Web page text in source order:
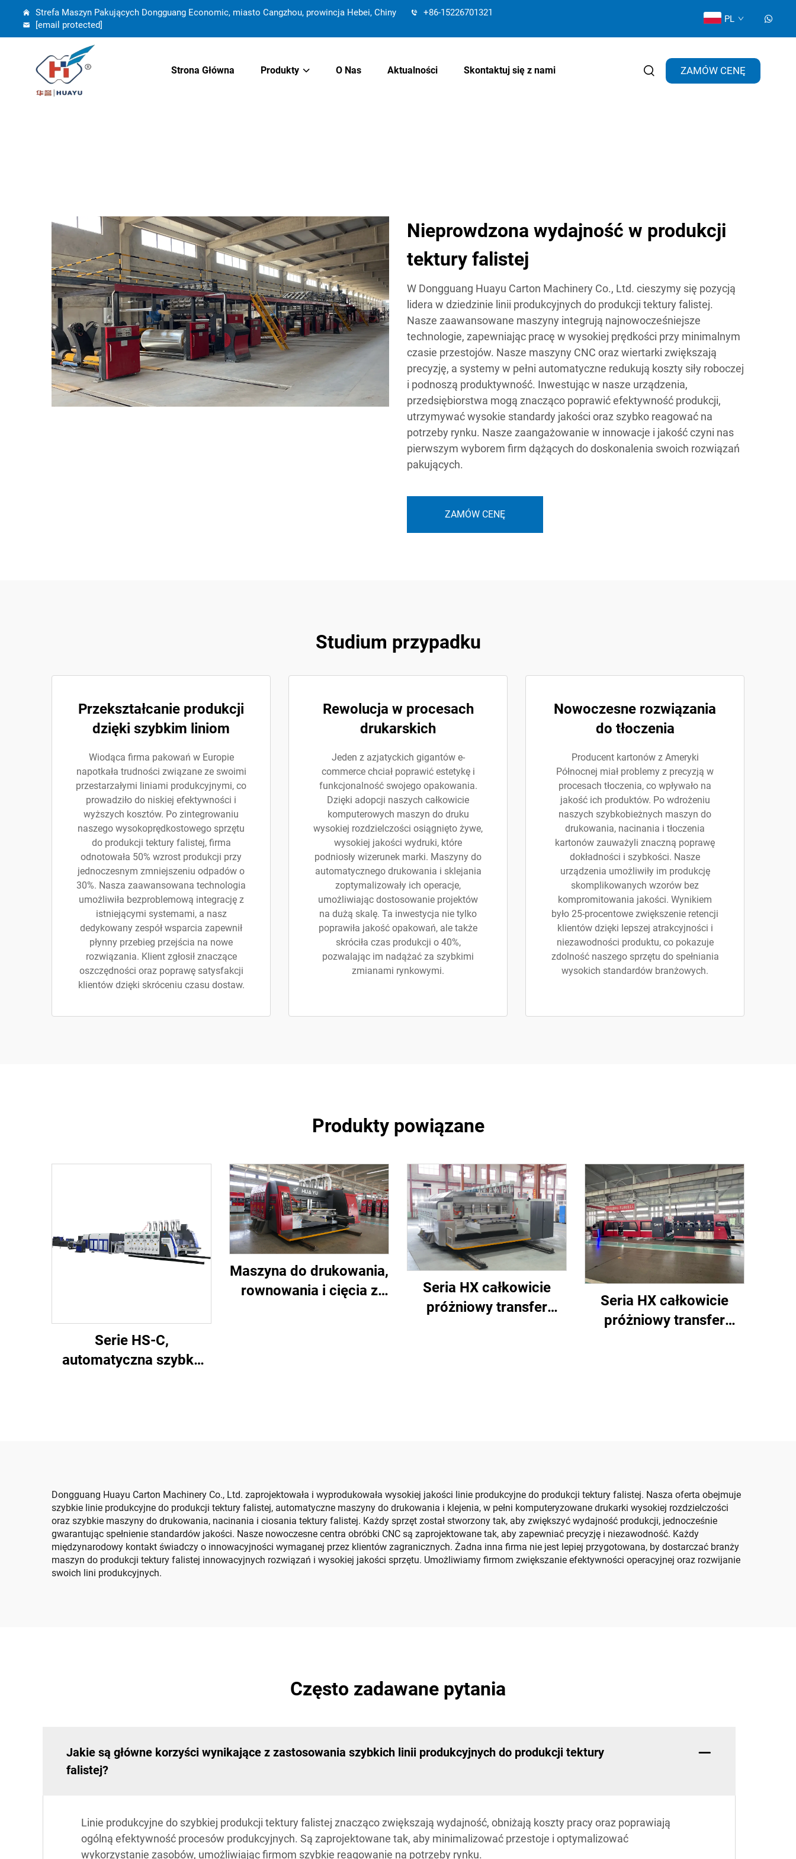
Strefa Maszyn Pakujących Dongguang Economic, miasto Cangzhou, prowincja Hebei, Chiny
+86-15226701321
[email protected]
PL
Strona Główna Produkty O Nas Aktualności Skontaktuj się z nami ZAMÓW CENĘ
Nieprowdzona wydajność w produkcji
tektury falistej
W Dongguang Huayu Carton Machinery Co., Ltd. cieszymy się pozycją
lidera w dziedzinie linii produkcyjnych do produkcji tektury falistej.
Nasze zaawansowane maszyny integrują najnowocześniejsze
technologie, zapewniając pracę w wysokiej prędkości przy minimalnym
czasie przestojów. Nasze maszyny CNC oraz wiertarki zwiększają
precyzję, a systemy w pełni automatyczne redukują koszty siły roboczej
i podnoszą produktywność. Inwestując w nasze urządzenia,
przedsiębiorstwa mogą znacząco poprawić efektywność produkcji,
utrzymywać wysokie standardy jakości oraz szybko reagować na
potrzeby rynku. Nasze zaangażowanie w innowacje i jakość czyni nas
pierwszym wyborem firm dążących do doskonalenia swoich rozwiązań
pakujących.
ZAMÓW CENĘ
Studium przypadku
Przekształcanie produkcji
dzięki szybkim liniom
Wiodąca firma pakowań w Europie
napotkała trudności związane ze swoimi
przestarzałymi liniami produkcyjnymi, co
prowadziło do niskiej efektywności i
wyższych kosztów. Po zintegrowaniu
naszego wysokoprędkostowego sprzętu
do produkcji tektury falistej, firma
odnotowała 50% wzrost produkcji przy
jednoczesnym zmniejszeniu odpadów o
30%. Nasza zaawansowana technologia
umożliwiła bezproblemową integrację z
istniejącymi systemami, a nasz
dedykowany zespół wsparcia zapewnił
płynny przebieg przejścia na nowe
rozwiązania. Klient zgłosił znaczące
oszczędności oraz poprawę satysfakcji
klientów dzięki skróceniu czasu dostaw.
Rewolucja w procesach
drukarskich
Jeden z azjatyckich gigantów e-
commerce chciał poprawić estetykę i
funkcjonalność swojego opakowania.
Dzięki adopcji naszych całkowicie
komputerowych maszyn do druku
wysokiej rozdzielczości osiągnięto żywe,
wysokiej jakości wydruki, które
podniosły wizerunek marki. Maszyny do
automatycznego drukowania i sklejania
zoptymalizowały ich operacje,
umożliwiając dostosowanie projektów
na dużą skalę. Ta inwestycja nie tylko
poprawiła jakość opakowań, ale także
skróciła czas produkcji o 40%,
pozwalając im nadążać za szybkimi
zmianami rynkowymi.
Nowoczesne rozwiązania
do tłoczenia
Producent kartonów z Ameryki
Północnej miał problemy z precyzją w
procesach tłoczenia, co wpływało na
jakość ich produktów. Po wdrożeniu
naszych szybkobieżnych maszyn do
drukowania, nacinania i tłoczenia
kartonów zauważyli znaczną poprawę
dokładności i szybkości. Nasze
urządzenia umożliwiły im produkcję
skomplikowanych wzorów bez
kompromitowania jakości. Wynikiem
było 25-procentowe zwiększenie retencji
klientów dzięki lepszej atrakcyjności i
niezawodności produktu, co pokazuje
zdolność naszego sprzętu do spełniania
wysokich standardów branżowych.
Produkty powiązane
Serie HS-C,
automatyczna szybka
Maszyna do drukowania,
rownowania i cięcia z
Seria HX całkowicie
próżniowy transfer
Seria HX całkowicie
próżniowy transfer
Dongguang Huayu Carton Machinery Co., Ltd. zaprojektowała i wyprodukowała wysokiej jakości linie produkcyjne do produkcji tektury falistej. Nasza oferta obejmuje
szybkie linie produkcyjne do produkcji tektury falistej, automatyczne maszyny do drukowania i klejenia, w pełni komputeryzowane drukarki wysokiej rozdzielczości
oraz szybkie maszyny do drukowania, nacinania i ciosania tektury falistej. Każdy sprzęt został stworzony tak, aby zwiększyć wydajność produkcji, jednocześnie
gwarantując spełnienie standardów jakości. Nasze nowoczesne centra obróbki CNC są zaprojektowane tak, aby zapewniać precyzję i niezawodność. Każdy
międzynarodowy kontakt świadczy o innowacyjności wymaganej przez klientów zagranicznych. Żadna inna firma nie jest lepiej przygotowana, by dostarczać branży
maszyn do produkcji tektury falistej innowacyjnych rozwiązań i wysokiej jakości sprzętu. Umożliwiamy firmom zwiększanie efektywności operacyjnej oraz rozwijanie
swoich lini produkcyjnych.
Często zadawane pytania
Jakie są główne korzyści wynikające z zastosowania szybkich linii produkcyjnych do produkcji tektury
falistej?
Linie produkcyjne do szybkiej produkcji tektury falistej znacząco zwiększają wydajność, obniżają koszty pracy oraz poprawiają
ogólną efektywność procesów produkcyjnych. Są zaprojektowane tak, aby minimalizować przestoje i optymalizować
wykorzystanie zasobów, umożliwiając firmom szybkie reagowanie na potrzeby rynku.